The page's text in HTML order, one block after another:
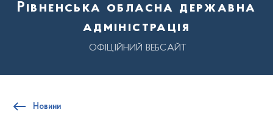
Рівненська обласна державна
адміністрація
ОФІЦІЙНИЙ ВЕБСАЙТ
Новини